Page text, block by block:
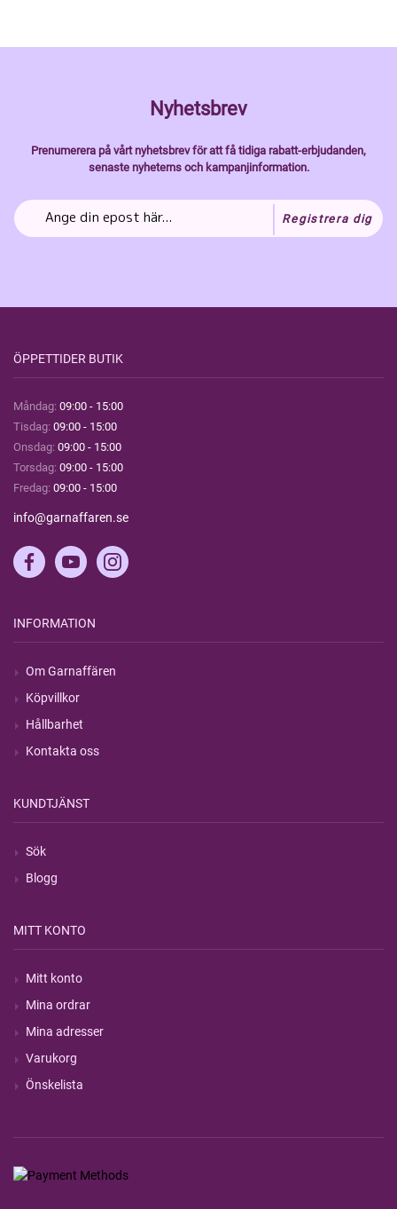
Nyhetsbrev
Prenumerera på vårt nyhetsbrev för att få tidiga rabatt-erbjudanden,
senaste nyheterns och kampanjinformation.
Registrera dig
ÖPPETTIDER BUTIK
Måndag: 09:00 - 15:00
Tisdag: 09:00 - 15:00
Onsdag: 09:00 - 15:00
Torsdag: 09:00 - 15:00
Fredag: 09:00 - 15:00
info@garnaffaren.se
INFORMATION
Om Garnaffären
Köpvillkor
Hållbarhet
Kontakta oss
KUNDTJÄNST
Sök
Blogg
MITT KONTO
Mitt konto
Mina ordrar
Mina adresser
Varukorg
Önskelista